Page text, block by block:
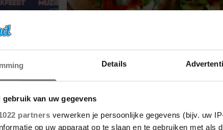
Details
gebruik van uw gegevens
partners verwerken je persoonlijke gegevens (bijv. uw
op uw apparaat op te slaan en te gebruiken met als
GEZIN:
DEZE GOUDBRUINE